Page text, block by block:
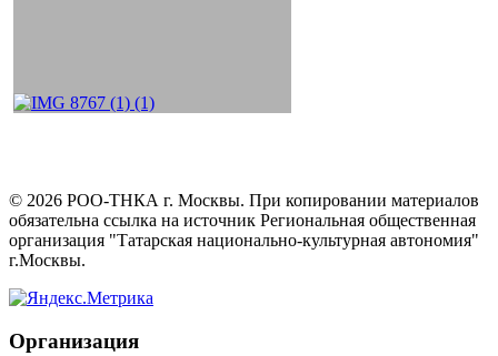
© 2026 РОО-ТНКА г. Москвы. При копировании материалов
обязательна ссылка на источник Региональная общественная
организация "Татарская национально-культурная автономия"
г.Москвы.
Организация